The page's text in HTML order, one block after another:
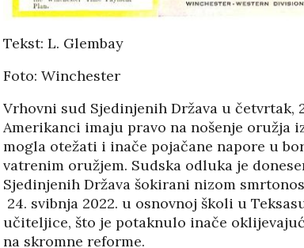
Tekst: L. Glembay
Foto: Winchester
Vrhovni sud Sjedinjenih Država u četvrtak,
Amerikanci imaju pravo na nošenje oružja
mogla otežati i inače pojačane napore u
vatrenim oružjem. Sudska odluka je
Sjedinjenih Država šokirani nizom
24. svibnja 2022. u osnovnoj školi u
učiteljice, što je potaknulo inače
na skromne reforme.
PRIČA O NESTALIM
GALERIJA FORUM ILI
AGITPROP GALERIJA
04/03/2026
NEZNANJE FIZIKE U
16/02/2026